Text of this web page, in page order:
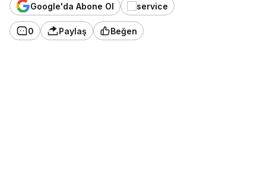
Google'da Abone Ol
0 Paylaş Beğen